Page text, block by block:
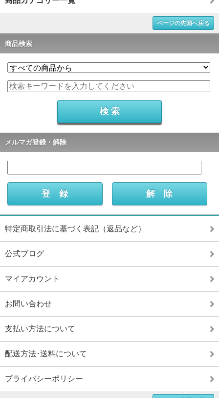
ページの先頭へ戻る
商品検索
メルマガ登録・解除
特定商取引法に基づく表記（返品など）
公式ブログ
マイアカウント
お問い合わせ
支払い方法について
配送方法･送料について
プライバシーポリシー